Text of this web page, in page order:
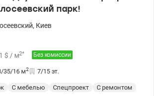
парк!
, Киев
$ / м2* Без комиссии
35/16 м2 7/15 эт.
С мебелью Спецпроект
С ремонтом